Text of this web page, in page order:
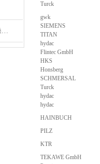
LINCOLN林肯润滑油泵机械操作原理
Turck
gwk
SIEMENS
TITAN
hydac
Flintec GmbH
HKS
Honsberg
SCHMERSAL
Turck
hydac
hydac
HAINBUCH
PILZ
KTR
TEKAWE GmbH